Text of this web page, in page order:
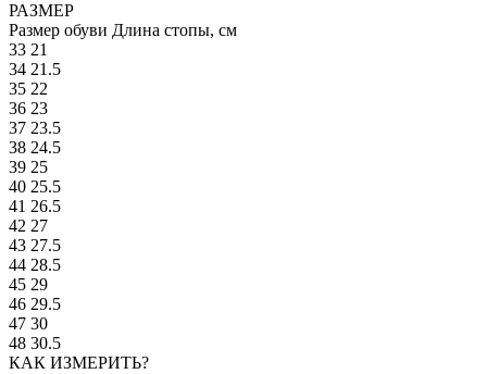
РАЗМЕР
Размер обуви Длина стопы, см
33 21
34 21.5
35 22
36 23
37 23.5
38 24.5
39 25
40 25.5
41 26.5
42 27
43 27.5
44 28.5
45 29
46 29.5
47 30
48 30.5
КАК ИЗМЕРИТЬ?